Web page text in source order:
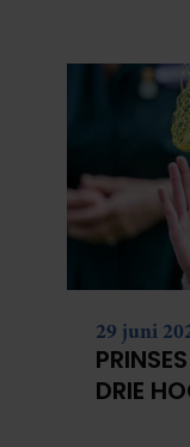
29 juni
DRIE